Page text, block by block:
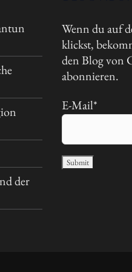
der
Wenn du auf
klickst,
den Blog von
abonnieren.
E-Mail*